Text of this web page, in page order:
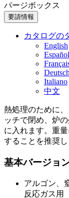
パージボックス
要請情報
カタログの
English
Español
Deutsch
Italiano
中文
熱処理のために
ッチで閉め、炉
に入れます。重
することを推奨し
基本バージョ
アルゴン、
反応ガス用